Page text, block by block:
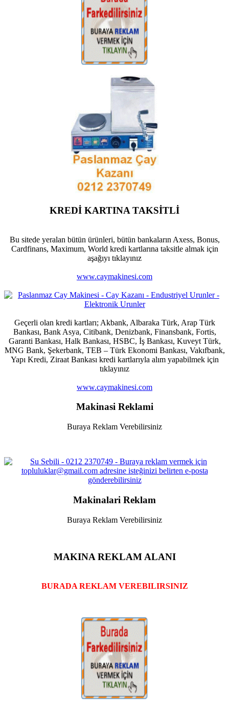
KREDİ KARTINA TAKSİTLİ
Bu sitede yeralan bütün ürünleri, bütün bankaların Axess, Bonus,
Cardfinans, Maximum, World kredi kartlarına taksitle almak için
aşağıyı tıklayınız
www.caymakinesi.com
Geçerli olan kredi kartları; Akbank, Albaraka Türk, Arap Türk
Bankası, Bank Asya, Citibank, Denizbank, Finansbank, Fortis,
Garanti Bankası, Halk Bankası, HSBC, İş Bankası, Kuveyt Türk,
MNG Bank, Şekerbank, TEB – Türk Ekonomi Bankası, Vakıfbank,
Yapı Kredi, Ziraat Bankası kredi kartlarıyla alım yapabilmek için
tıklayınız
www.caymakinesi.com
Makinasi Reklami
Buraya Reklam Verebilirsiniz
Makinalari Reklam
Buraya Reklam Verebilirsiniz
MAKINA REKLAM ALANI
BURADA REKLAM VEREBILIRSINIZ